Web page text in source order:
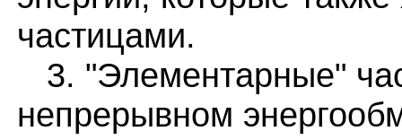
частицами.
3. "Элементарные"
непрерывном